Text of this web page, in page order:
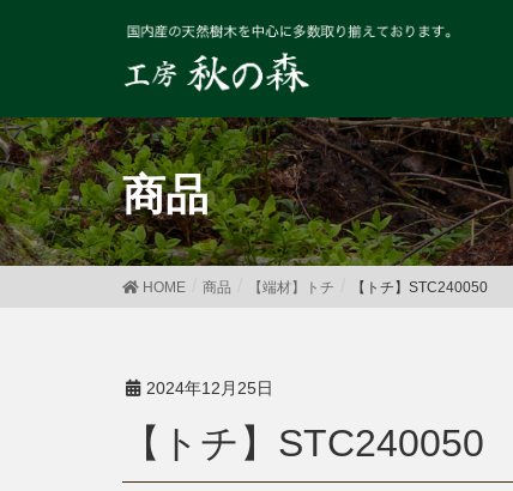
商品
HOME 商品 【端材】トチ 【トチ】STC240050
2024年12月25日
【トチ】STC240050